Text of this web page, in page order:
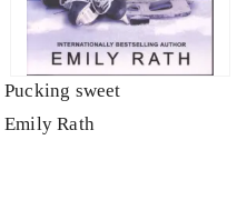
Pucking sweet
Emily Rath